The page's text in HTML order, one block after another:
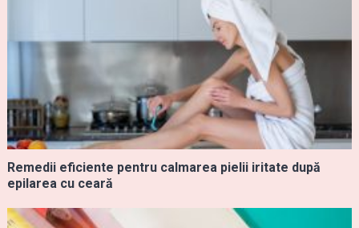
Remedii eficiente pentru calmarea pielii iritate după
epilarea cu ceară